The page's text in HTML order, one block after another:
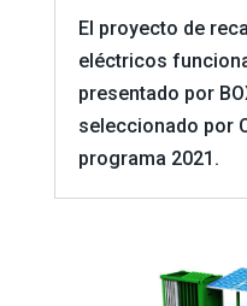
El proyecto de
eléctricos
presentado por
seleccionado por
programa 2021.